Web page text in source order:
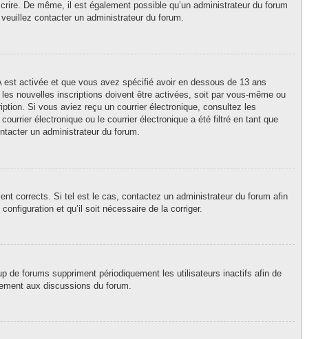
De même, il est également possible qu’un administrateur du forum
contacter un administrateur du forum.
activée et que vous avez spécifié avoir en dessous de 13 ans
nouvelles inscriptions doivent être activées, soit par vous-même ou
Si vous aviez reçu un courrier électronique, consultez les
électronique ou le courrier électronique a été filtré en tant que
un administrateur du forum.
corrects. Si tel est le cas, contactez un administrateur du forum afin
et qu’il soit nécessaire de la corriger.
de forums suppriment périodiquement les utilisateurs inactifs afin de
aux discussions du forum.